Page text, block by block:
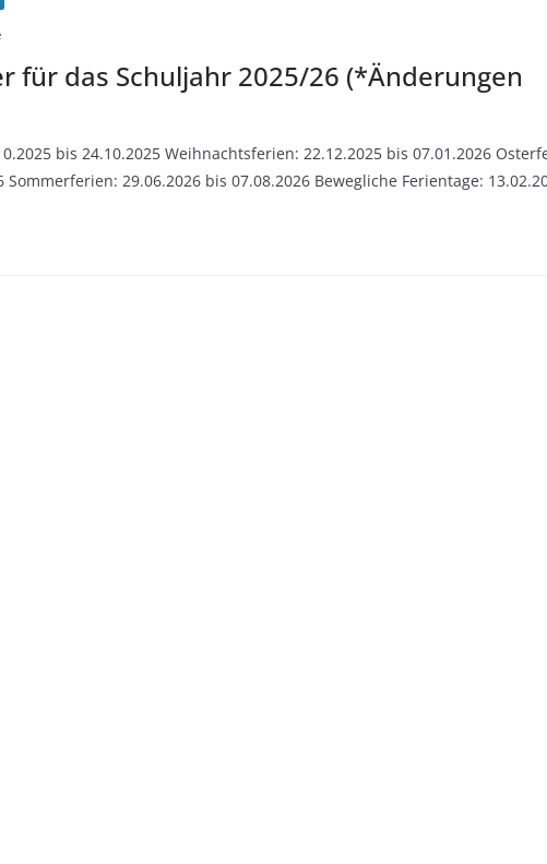
für das Schuljahr 2025/26 (*Änderungen
bis 24.10.2025 Weihnachtsferien: 22.12.2025 bis 07.01.2026
Sommerferien: 29.06.2026 bis 07.08.2026 Bewegliche Ferientage: